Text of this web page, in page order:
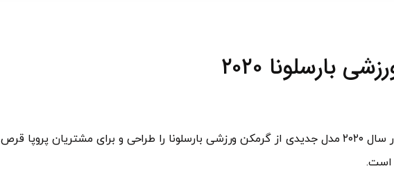
بارسلونا ۲۰۲۰
مجموعه ی بارسلونا در سال ۲۰۲۰ مدل جدیدی از گرمکن ورزشی بارسلونا را طراحی و برای مشتریان پروپا قرص
است.